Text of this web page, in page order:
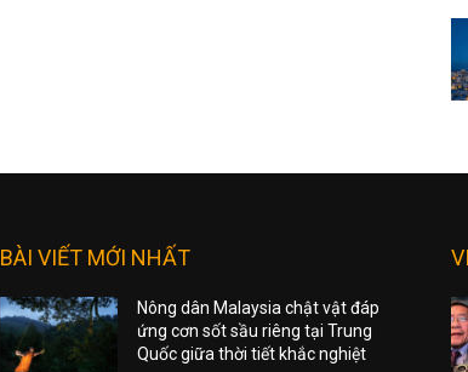
BÀI VIẾT MỚI NHẤT
Nông dân Malaysia chật vật đáp
ứng cơn sốt sầu riêng tại Trung
Quốc giữa thời tiết khắc nghiệt